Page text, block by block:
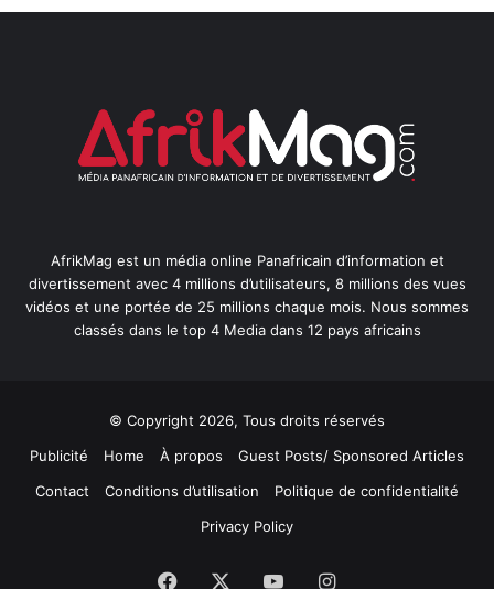
AfrikMag est un média online Panafricain d’information et
divertissement avec 4 millions d’utilisateurs, 8 millions des vues
vidéos et une portée de 25 millions chaque mois. Nous sommes
classés dans le top 4 Media dans 12 pays africains
© Copyright 2026, Tous droits réservés
Publicité
Home À propos
Guest Posts/ Sponsored Articles
Contact
Conditions d’utilisation
Politique de confidentialité
Privacy Policy
Facebook YouTubeInstagram